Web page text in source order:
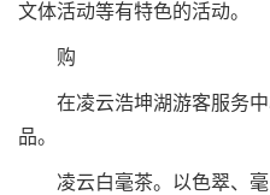
文体活动等有特色的活动。
购
在凌云浩坤湖游客服务中
品。
凌云白毫茶。以色翠、毫